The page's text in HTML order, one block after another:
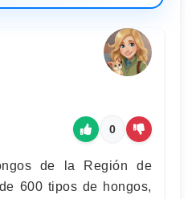
0
de la Región de
600 tipos de hongos,